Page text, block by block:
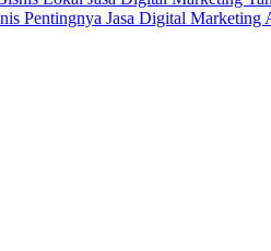
Pentingnya Jasa Digital Marketing